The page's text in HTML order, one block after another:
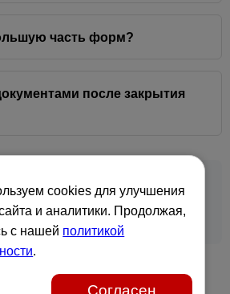
часть форм?
после закрытия
бизнеса в Норвегии:
A-melding, нулевая
и хранение документов.
cookies для улучшения
и аналитики. Продолжая,
с нашей политикой
.
Согласен